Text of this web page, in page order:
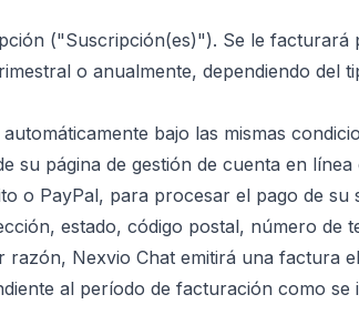
("Suscripción(es)"). Se le
o anualmente, dependiendo del
bajo las mismas
su página de gestión de cuenta en
o PayPal, para procesar el pago de
estado, código postal, número de
Nexvio Chat emitirá una factura
al período de facturación como se